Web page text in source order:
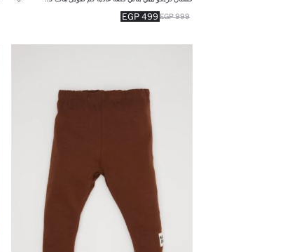
499 EGP 999 EGP